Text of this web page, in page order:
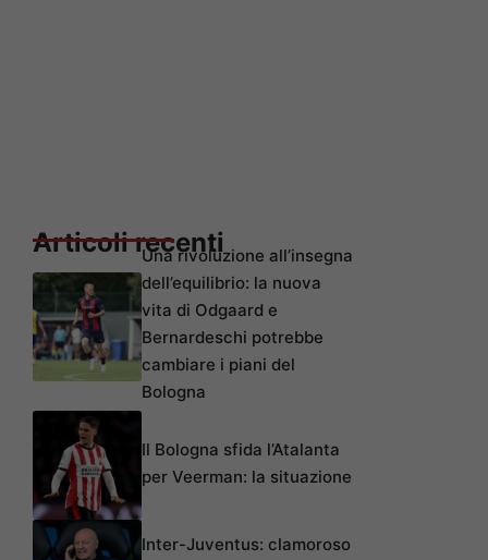
Articoli recentiUna rivoluzione all’insegna
dell’equilibrio: la nuova
vita di Odgaard e
Bernardeschi potrebbe
cambiare i piani del
Bologna
Il Bologna sfida l’Atalanta
per Veerman: la situazione
Inter-Juventus: clamoroso